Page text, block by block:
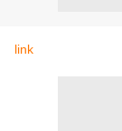
link